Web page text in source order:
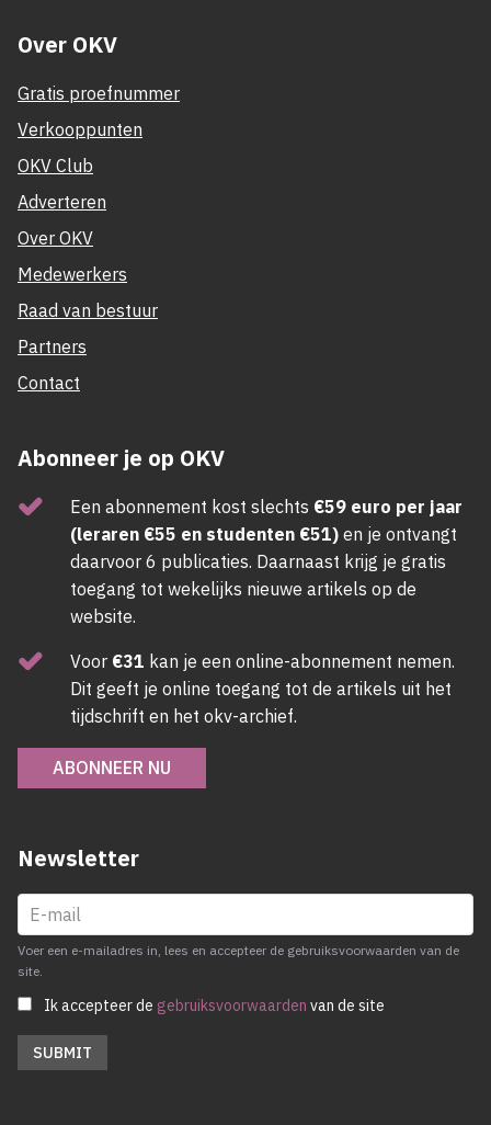
Over OKV
Gratis proefnummer
Verkooppunten
OKV Club
Adverteren
Over OKV
Medewerkers
Raad van bestuur
Partners
Contact
Abonneer je op OKV
Een abonnement kost slechts €59 euro per jaar
(leraren €55 en studenten €51) en je ontvangt
daarvoor 6 publicaties. Daarnaast krijg je gratis
toegang tot wekelijks nieuwe artikels op de
website.
Voor €31 kan je een online-abonnement nemen.
Dit geeft je online toegang tot de artikels uit het
tijdschrift en het okv-archief.
ABONNEER NU
Newsletter
Voer een e-mailadres in, lees en accepteer de gebruiksvoorwaarden van de
site.
Ik accepteer de gebruiksvoorwaarden van de site